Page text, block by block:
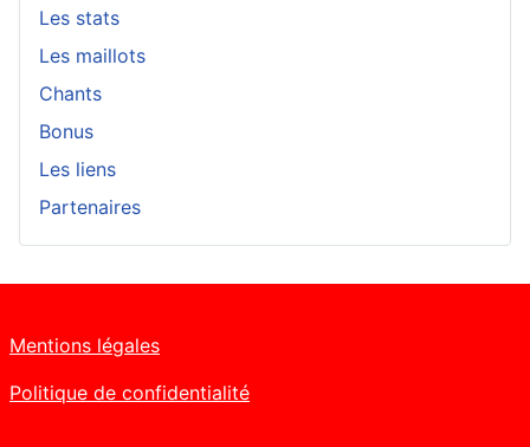
Les stats
Les maillots
Chants
Bonus
Les liens
Partenaires
Mentions légales
Politique de confidentialité